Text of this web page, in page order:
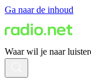
Ga naar de inhoud
Waar wil je naar